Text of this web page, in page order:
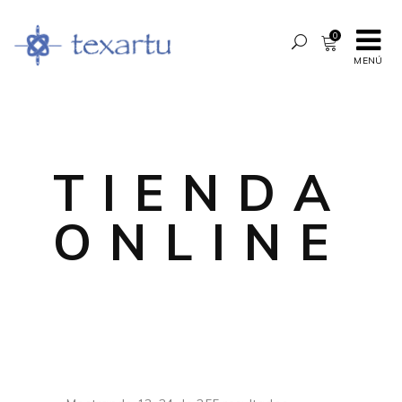
MENÚ
0
TIENDA
ONLINE